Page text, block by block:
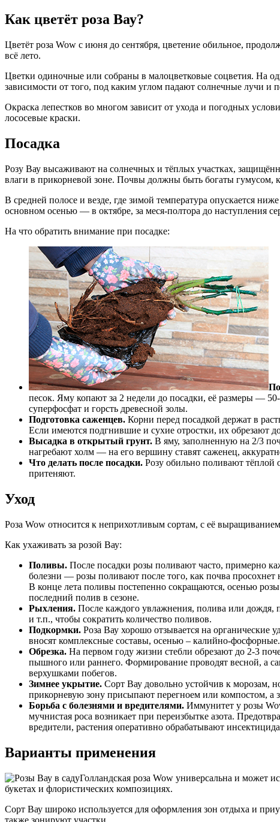
Как цветёт роза Вау?
Цветёт роза Wow с июня до сентября, цветение обильное,
всё лето.
Цветки одиночные или собраны в малоцветковые соцветия. На
зависимости от того, под каким углом падают солнечные лучи и
Окраска лепестков во многом зависит от ухода и погодных
лососевые краски.
Посадка
Розу Вау высаживают на солнечных и тёплых участках,
влаги в прикорневой зоне. Почвы должны быть богаты гумусом,
В средней полосе и везде, где зимой температура опускается
основном осенью — в октябре, за меся-полтора до наступления
На что обратить внимание при посадке:
песок. Яму копают за 2 недели до посадки, её размеры —
суперфосфат и горсть древесной золы.
Подготовка саженцев. Корни перед посадкой держат в
Если имеются подгнившие и сухие отростки, их обрезают
Высадка в открытый грунт. В яму, заполненную на 2/3
нагребают холм — на его вершину ставят саженец,
Что делать после посадки. Розу обильно поливают тёплой
притеняют.
Уход
Роза Wow относится к неприхотливым сортам, с её
Как ухаживать за розой Вау:
Поливы. После посадки розы поливают часто, примерно
болезни — розы поливают после того, как почва просохнет
В конце лета поливы постепенно сокращаются, осенью
последний полив в сезоне.
Рыхления. После каждого увлажнения, полива или дождя,
и т.п., чтобы сократить количество поливов.
Подкормки. Роза Вау хорошо отзывается на
вносят комплексные составы, осенью – калийно-фосфорные.
Обрезка. На первом году жизни стебли обрезают до 2-3
пышного или раннего. Формирование проводят весной, а
верхушками побегов.
Зимнее укрытие. Сорт Вау довольно устойчив к морозам,
прикорневую зону присыпают перегноем или компостом,
Борьба с болезнями и вредителями. Иммунитет у розы
мучнистая роса возникает при переизбытке азота.
вредители, растения оперативно обрабатывают
Варианты применения
Голландская роза Wow универсальна и может
букетах и флористических композициях.
Сорт Вау широко используется для оформления зон отдыха и
также зонируют участки.